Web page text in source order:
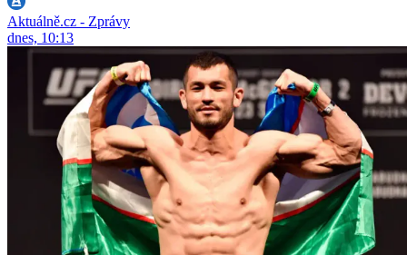
Aktuálně.cz - Zprávy
dnes, 10:13